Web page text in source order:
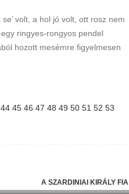
volt, a hol jó volt, ott rosz nem
ringyes-rongyos pendel
hozott mesémre figyelmesen
44 45 46 47 48 49 50 51 52 53
A SZARDINIAI KIRÁLY FIA